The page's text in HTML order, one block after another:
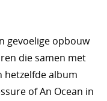
gevoelige opbouw
die samen met
hetzelfde album
of An Ocean in